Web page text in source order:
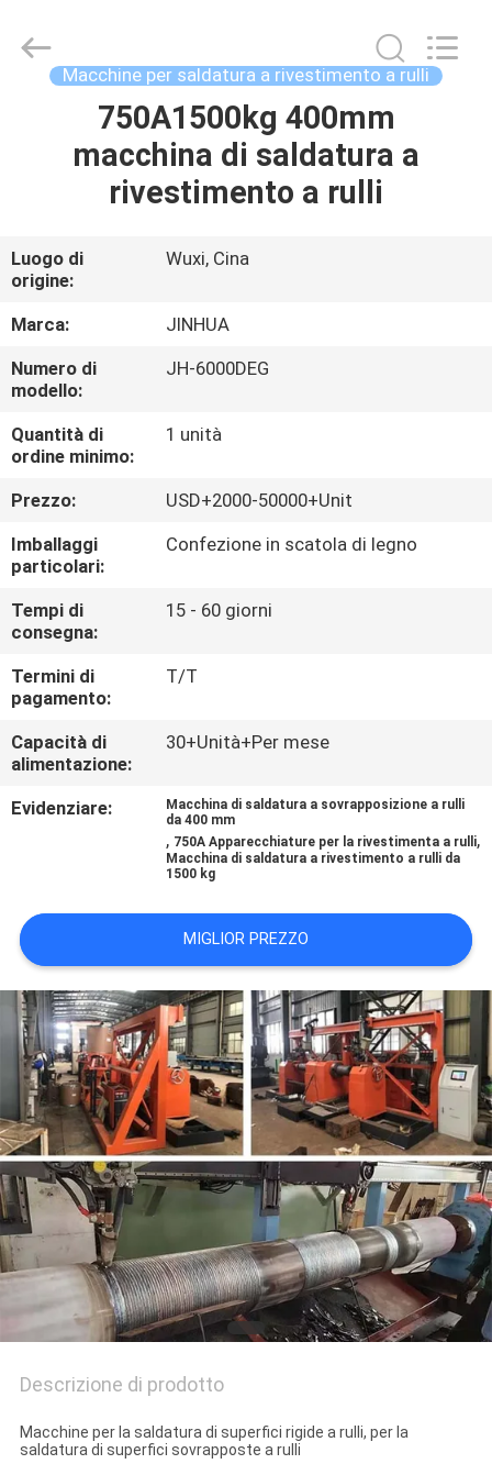
PRODOTTI
CIRCA
NOI
GIRO
DELLA
FABBRICA
CONTROLLO
DI
QUALITÀ
CONTATTICI
RICHIEDA
MAPPA
DEL
SITO
PRIVACY
POLICY
supplier.
Copyright
Reserved.
Developed
Macchine per saldatura a rivestimento a rulli
750A1500kg 400mm
macchina di saldatura a
rivestimento a rulli
Luogo di
origine:
Wuxi, Cina
Marca:
JINHUA
Numero di
modello:
JH-6000DEG
Quantità di
ordine minimo:
1 unità
Prezzo:
USD+2000-50000+Unit
Imballaggi
particolari:
Confezione in scatola di legno
Tempi di
consegna:
15 - 60 giorni
Termini di
pagamento:
T/T
Capacità di
alimentazione:
30+Unità+Per mese
Evidenziare:
Macchina di saldatura a sovrapposizione a rulli
da 400 mm
, 750A Apparecchiature per la rivestimenta a rulli,
Macchina di saldatura a rivestimento a rulli da
1500 kg
MIGLIOR PREZZO
Descrizione di prodotto
Macchine per la saldatura di superfici rigide a rulli, per la
saldatura di superfici sovrapposte a rulli